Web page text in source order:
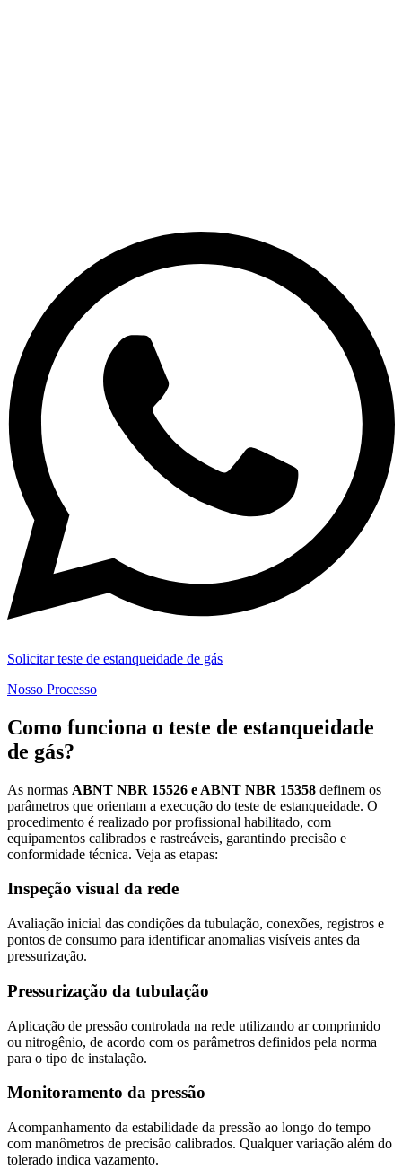
Solicitar teste de estanqueidade de gás
Nosso Processo
Como funciona o teste de estanqueidade
de gás?
As normas ABNT NBR 15526 e ABNT NBR 15358 definem os
parâmetros que orientam a execução do teste de estanqueidade. O
procedimento é realizado por profissional habilitado, com
equipamentos calibrados e rastreáveis, garantindo precisão e
conformidade técnica. Veja as etapas:
Inspeção visual da rede
Avaliação inicial das condições da tubulação, conexões, registros e
pontos de consumo para identificar anomalias visíveis antes da
pressurização.
Pressurização da tubulação
Aplicação de pressão controlada na rede utilizando ar comprimido
ou nitrogênio, de acordo com os parâmetros definidos pela norma
para o tipo de instalação.
Monitoramento da pressão
Acompanhamento da estabilidade da pressão ao longo do tempo
com manômetros de precisão calibrados. Qualquer variação além do
tolerado indica vazamento.